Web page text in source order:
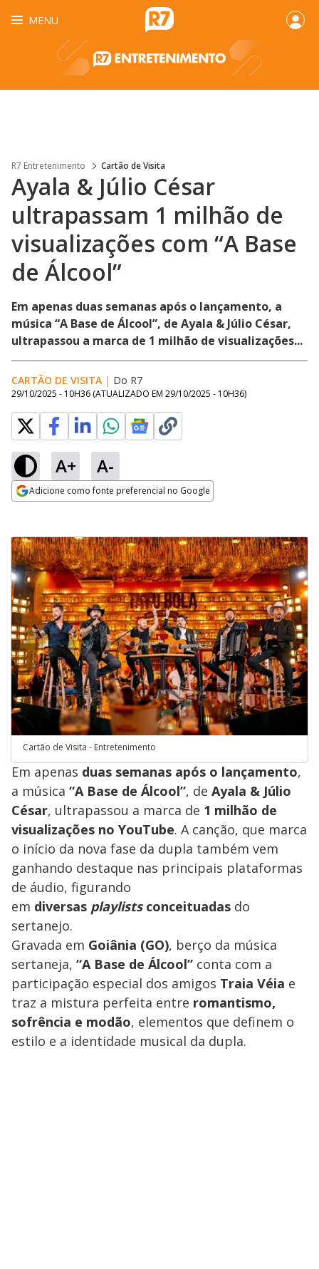
MENU
R7 Entretenimento Cartão de Visita
Ayala & Júlio César
ultrapassam 1 milhão de
visualizações com “A Base
de Álcool”
Em apenas duas semanas após o lançamento, a
música “A Base de Álcool”, de Ayala & Júlio César,
ultrapassou a marca de 1 milhão de visualizações...
CARTÃO DE VISITA | Do R7
29/10/2025 - 10H36 (ATUALIZADO EM 29/10/2025 - 10H36)
A+ A-
Adicione como fonte preferencial no Google
Cartão de Visita - Entretenimento
Em apenas duas semanas após o lançamento,
a música “A Base de Álcool”, de Ayala & Júlio
César, ultrapassou a marca de 1 milhão de
visualizações no YouTube. A canção, que marca
o início da nova fase da dupla também vem
ganhando destaque nas principais plataformas
de áudio, figurando
em diversas playlistsconceituadas do
sertanejo.
Gravada em Goiânia (GO), berço da música
sertaneja, “A Base de Álcool” conta com a
participação especial dos amigos Traia Véia e
traz a mistura perfeita entre romantismo,
sofrência e modão, elementos que definem o
estilo e a identidade musical da dupla.